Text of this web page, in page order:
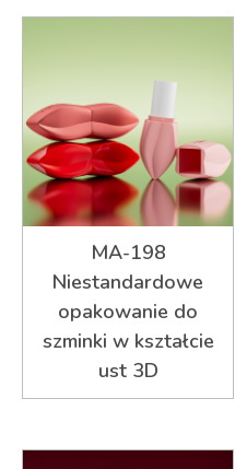
MA-198
Niestandardowe
opakowanie do
szminki w kształcie
ust 3D